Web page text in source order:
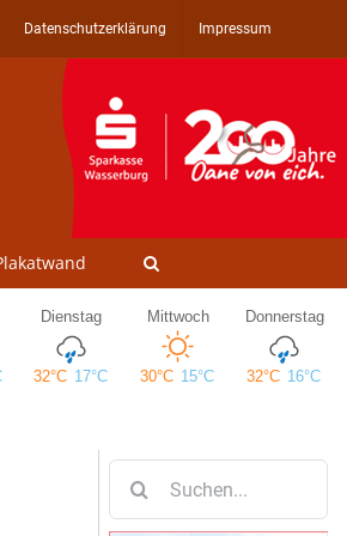
Datenschutzerklärung Impressum
nach: